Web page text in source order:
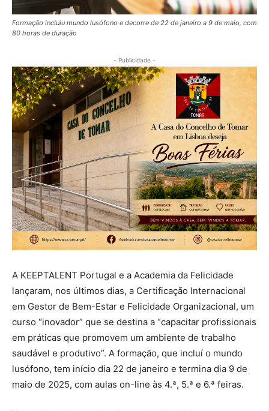
Formação incluiu mundo lusófono e decorre de 22 de janeiro a 9 de maio, com
80 horas de duração
- Publicidade -
A KEEPTALENT Portugal e a Academia da Felicidade
lançaram, nos últimos dias, a Certificação Internacional
em Gestor de Bem-Estar e Felicidade Organizacional, um
curso “inovador” que se destina a “capacitar profissionais
em práticas que promovem um ambiente de trabalho
saudável e produtivo”. A formação, que incluí o mundo
lusófono, tem início dia 22 de janeiro e termina dia 9 de
maio de 2025, com aulas on-line às 4.ª, 5.ª e 6.ª feiras.